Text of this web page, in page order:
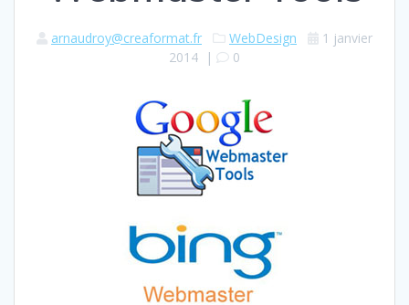
arnaudroy@creaformat.fr WebDesign
1 janvier
2014 | 0